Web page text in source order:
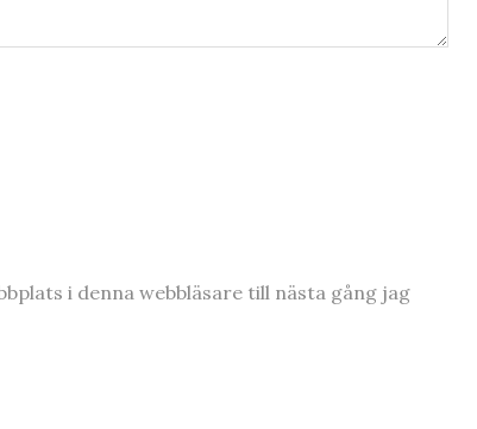
i denna webbläsare till nästa gång jag